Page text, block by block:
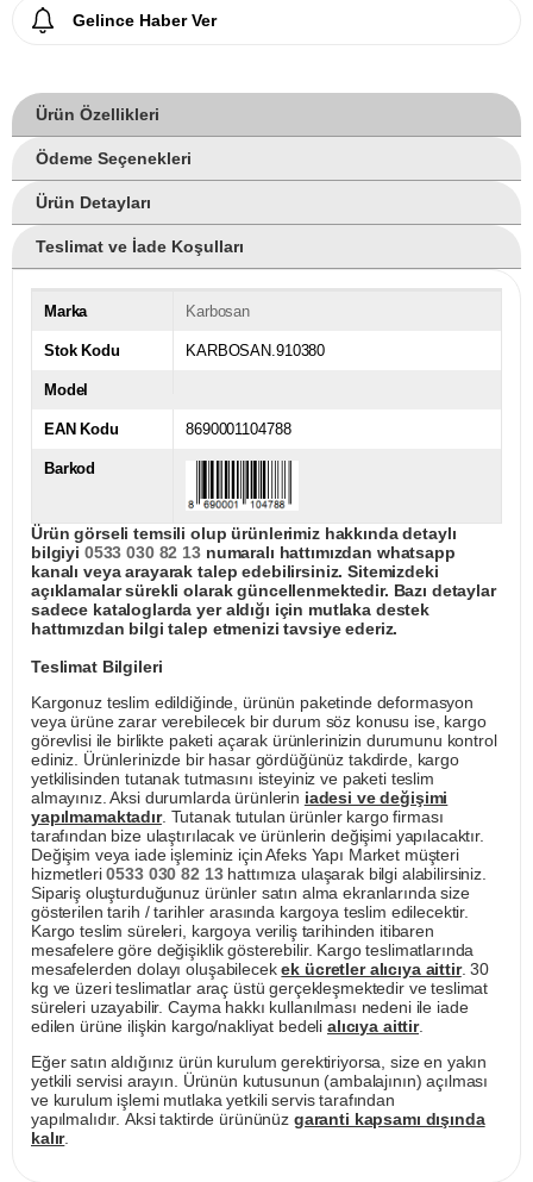
Gelince Haber Ver
Ürün Özellikleri
Ödeme Seçenekleri
Ürün Detayları
Teslimat ve İade Koşulları
Marka Karbosan
Stok Kodu KARBOSAN.910380
Model
EAN Kodu 8690001104788
Barkod
Ürün görseli temsili olup ürünlerimiz hakkında detaylı
bilgiyi 0533 030 82 13numaralı hattımızdan whatsapp
kanalı veya arayarak talep edebilirsiniz. Sitemizdeki
açıklamalar sürekli olarak güncellenmektedir. Bazı detaylar
sadece kataloglarda yer aldığı için mutlaka destek
hattımızdan bilgi talep etmenizi tavsiye ederiz.
Teslimat Bilgileri
Kargonuz teslim edildiğinde, ürünün paketinde deformasyon
veya ürüne zarar verebilecek bir durum söz konusu ise, kargo
görevlisi ile birlikte paketi açarak ürünlerinizin durumunu kontrol
ediniz. Ürünlerinizde bir hasar gördüğünüz takdirde, kargo
yetkilisinden tutanak tutmasını isteyiniz ve paketi teslim
almayınız. Aksi durumlarda ürünlerin iadesi ve değişimi
yapılmamaktadır. Tutanak tutulan ürünler kargo firması
tarafından bize ulaştırılacak ve ürünlerin değişimi yapılacaktır.
Değişim veya iade işleminiz için Afeks Yapı Market müşteri
hizmetleri0533 030 82 13hattımıza ulaşarak bilgi alabilirsiniz.
Sipariş oluşturduğunuz ürünler satın alma ekranlarında size
gösterilen tarih / tarihler arasında kargoya teslim edilecektir.
Kargo teslim süreleri, kargoya veriliş tarihinden itibaren
mesafelere göre değişiklik gösterebilir. Kargo teslimatlarında
mesafelerden dolayı oluşabilecekek ücretler alıcıya aittir. 30
kg ve üzeri teslimatlar araç üstü gerçekleşmektedir ve teslimat
süreleri uzayabilir. Cayma hakkı kullanılması nedeni ile iade
edilen ürüne ilişkin kargo/nakliyat bedeli alıcıya aittir.
Eğer satın aldığınız ürün kurulum gerektiriyorsa, size en yakın
yetkili servisi arayın. Ürünün kutusunun (ambalajının) açılması
ve kurulum işlemi mutlaka yetkili servis tarafından
yapılmalıdır. Aksi taktirde ürününüz garanti kapsamı dışında
kalır.